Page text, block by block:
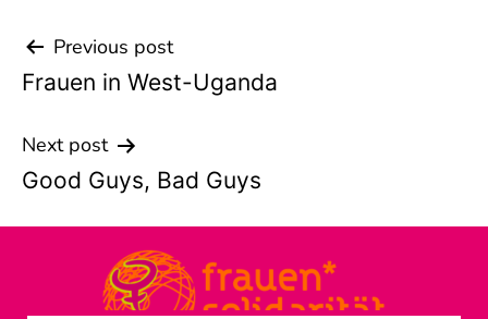
Beitrags-
Navigation
Previous post
Frauen in West-Uganda
Next post
Good Guys, Bad Guys